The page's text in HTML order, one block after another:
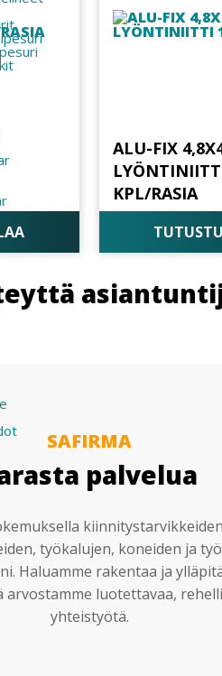
ALU-FIX
KPL/RASIA
SAFIRMA
palvelua
työkalujen, koneiden ja
Haluamme rakentaa ja
luotettavaa,
yhteistyötä.